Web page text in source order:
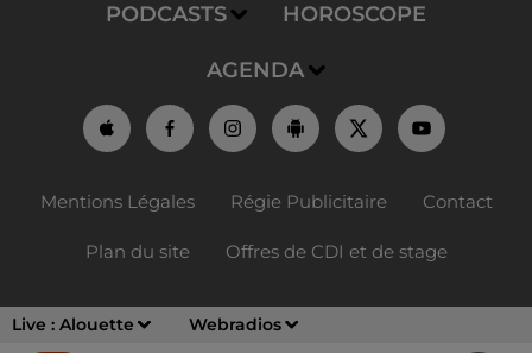
Live : Alouette Webradios
PODCASTS HOROSCOPE
AGENDA
Mentions Légales Régie Publicitaire Contact
Plan du site Offres de CDI et de stage